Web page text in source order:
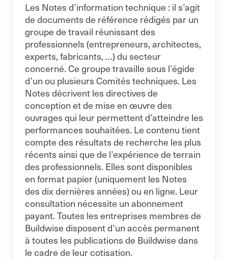
Les Notes d’information technique : il s’agit
de documents de référence rédigés par un
groupe de travail réunissant des
professionnels (entrepreneurs, architectes,
experts, fabricants, …) du secteur
concerné. Ce groupe travaille sous l’égide
d’un ou plusieurs Comités techniques. Les
Notes décrivent les directives de
conception et de mise en œuvre des
ouvrages qui leur permettent d’atteindre les
performances souhaitées. Le contenu tient
compte des résultats de recherche les plus
récents ainsi que de l’expérience de terrain
des professionnels. Elles sont disponibles
en format papier (uniquement les Notes
des dix dernières années) ou en ligne. Leur
consultation nécessite un abonnement
payant. Toutes les entreprises membres de
Buildwise disposent d’un accès permanent
à toutes les publications de Buildwise dans
le cadre de leur cotisation.